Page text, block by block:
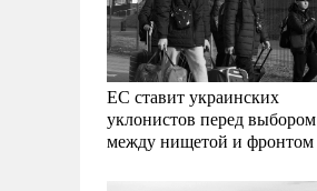
ЕС ставит украинских
уклонистов перед выбором
между нищетой и фронтом